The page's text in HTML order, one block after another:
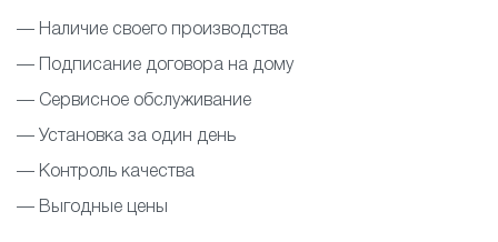
— Наличие своего производства
— Подписание договора на дому
— Сервисное обслуживание
— Установка за один день
— Контроль качества
— Выгодные цены